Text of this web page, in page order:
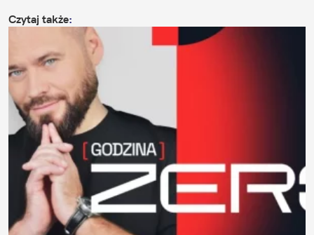
Czytaj także: